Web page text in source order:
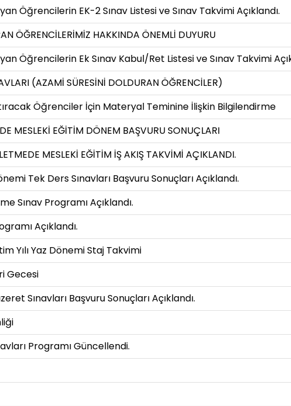
Öğrencilerin EK-2 Sınav Listesi ve Sınav Takvimi Açıklandı.
ÖĞRENCİLERİMİZ HAKKINDA ÖNEMLİ DUYURU
Öğrencilerin Ek Sınav Kabul/Ret Listesi ve Sınav Takvimi
(AZAMİ SÜRESİNİ DOLDURAN ÖĞRENCİLER)
Öğrenciler İçin Materyal Teminine İlişkin Bilgilendirme
MESLEKİ EĞİTİM DÖNEM BAŞVURU SONUÇLARI
MESLEKİ EĞİTİM İŞ AKIŞ TAKVİMİ AÇIKLANDI.
Tek Ders Sınavları Başvuru Sonuçları Açıklandı.
Sınav Programı Açıklandı.
Açıklandı.
Yılı Yaz Dönemi Staj Takvimi
Gecesi
Sınavları Başvuru Sonuçları Açıklandı.
Programı Güncellendi.